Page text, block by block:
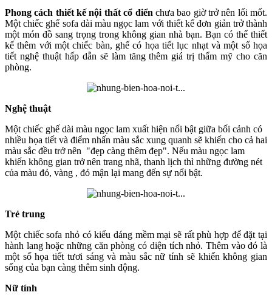
Phong cách thiết kế nội thất cổ điển chưa bao giờ trở nên lối mốt.
Một chiếc ghế sofa dài màu ngọc lam với thiết kế đơn giản trở thành
một món đồ sang trọng trong không gian nhà bạn. Bạn có thể thiết
kế thêm với một chiếc bàn, ghế có họa tiết lục nhạt và một số họa
tiết nghệ thuật hấp dẫn sẽ làm tăng thêm giá trị thẩm mỹ cho căn
phòng.
Nghệ thuật
Một chiếc ghế dài màu ngọc lam xuất hiện nổi bật giữa bối cảnh có
nhiều họa tiết và điểm nhấn màu sắc xung quanh sẽ khiến cho cả hai
màu sắc đều trở nên "đẹp càng thêm đẹp". Nếu màu ngọc lam
khiến không gian trở nên trang nhã, thanh lịch thì những đường nét
của màu đỏ, vàng , đỏ mận lại mang đến sự nổi bật.
Trẻ trung
Một chiếc sofa nhỏ có kiểu dáng mềm mại sẽ rất phù hợp để đặt tại
hành lang hoặc những căn phòng có diện tích nhỏ. Thêm vào đó là
một số họa tiết tươi sáng và màu sắc nữ tính sẽ khiến không gian
sống của bạn càng thêm sinh động.
Nữ tính